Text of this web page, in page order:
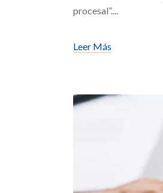
procesal”.
Leer Más